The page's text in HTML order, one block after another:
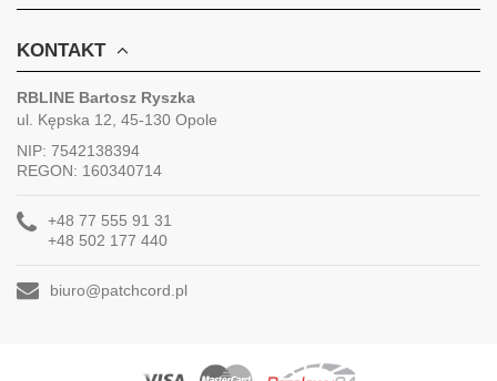
KONTAKT
RBLINE Bartosz Ryszka
ul. Kępska 12, 45-130 Opole
NIP: 7542138394
REGON: 160340714
+48 77 555 91 31
+48 502 177 440
biuro@patchcord.pl